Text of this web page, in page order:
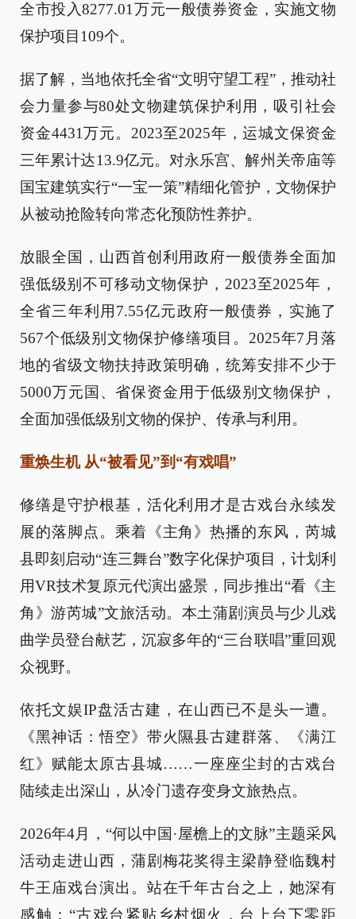
全市投入8277.01万元一般债券资金，实施文物
保护项目109个。
据了解，当地依托全省“文明守望工程”，推动社
会力量参与80处文物建筑保护利用，吸引社会
资金4431万元。2023至2025年，运城文保资金
三年累计达13.9亿元。对永乐宫、解州关帝庙等
国宝建筑实行“一宝一策”精细化管护，文物保护
从被动抢险转向常态化预防性养护。
放眼全国，山西首创利用政府一般债券全面加
强低级别不可移动文物保护，2023至2025年，
全省三年利用7.55亿元政府一般债券，实施了
567个低级别文物保护修缮项目。2025年7月落
地的省级文物扶持政策明确，统筹安排不少于
5000万元国、省保资金用于低级别文物保护，
全面加强低级别文物的保护、传承与利用。
重焕生机 从“被看见”到“有戏唱”
修缮是守护根基，活化利用才是古戏台永续发
展的落脚点。乘着《主角》热播的东风，芮城
县即刻启动“连三舞台”数字化保护项目，计划利
用VR技术复原元代演出盛景，同步推出“看《主
角》游芮城”文旅活动。本土蒲剧演员与少儿戏
曲学员登台献艺，沉寂多年的“三台联唱”重回观
众视野。
依托文娱IP盘活古建，在山西已不是头一遭。
《黑神话：悟空》带火隰县古建群落、《满江
红》赋能太原古县城……一座座尘封的古戏台
陆续走出深山，从冷门遗存变身文旅热点。
2026年4月，“何以中国·屋檐上的文脉”主题采风
活动走进山西，蒲剧梅花奖得主梁静登临魏村
牛王庙戏台演出。站在千年古台之上，她深有
感触：“古戏台紧贴乡村烟火，台上台下零距